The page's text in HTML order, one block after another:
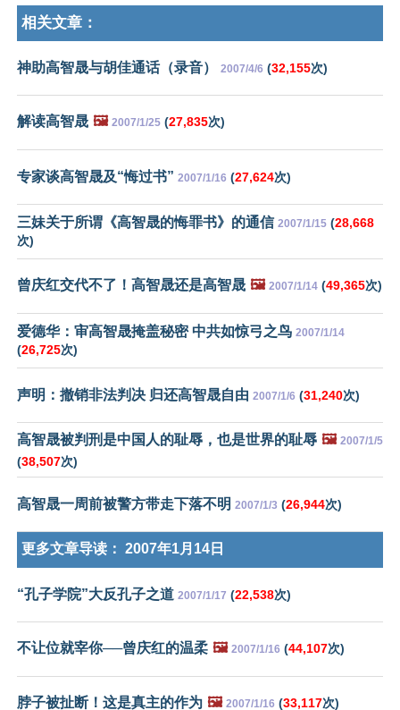
相关文章：
神助高智晟与胡佳通话（录音） 2007/4/6 (32,155次)
解读高智晟 🖼️ 2007/1/25 (27,835次)
专家谈高智晟及“悔过书” 2007/1/16 (27,624次)
三妹关于所谓《高智晟的悔罪书》的通信 2007/1/15 (28,668
次)
曾庆红交代不了！高智晟还是高智晟 🖼️ 2007/1/14 (49,365次)
爱德华：审高智晟掩盖秘密 中共如惊弓之鸟 2007/1/14
(26,725次)
声明：撤销非法判决 归还高智晟自由 2007/1/6 (31,240次)
高智晟被判刑是中国人的耻辱，也是世界的耻辱 🖼️ 2007/1/5
(38,507次)
高智晟一周前被警方带走下落不明 2007/1/3 (26,944次)
更多文章导读： 2007年1月14日
“孔子学院”大反孔子之道 2007/1/17 (22,538次)
不让位就宰你──曾庆红的温柔 🖼️ 2007/1/16 (44,107次)
脖子被扯断！这是真主的作为 🖼️ 2007/1/16 (33,117次)